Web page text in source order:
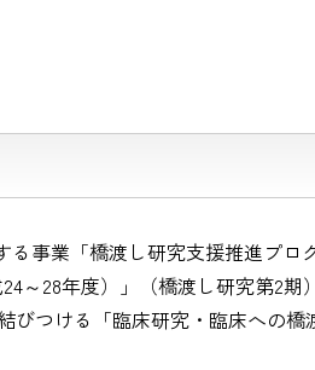
事業「橋渡し研究支援推進プロ
～28年度）」（橋渡し研究第2期
つける「臨床研究・臨床への橋